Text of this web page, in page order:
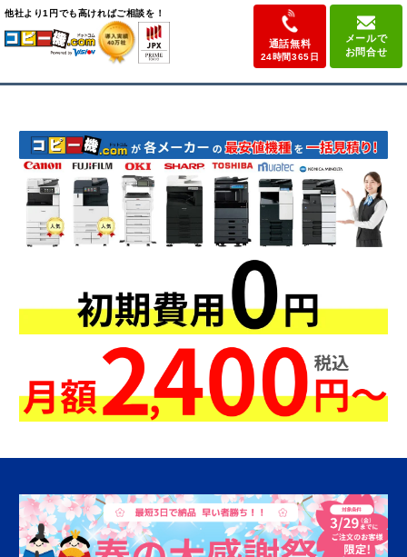
他社より1円でも高ければご相談を！
通話無料
24時間365日
メールで
お問合せ